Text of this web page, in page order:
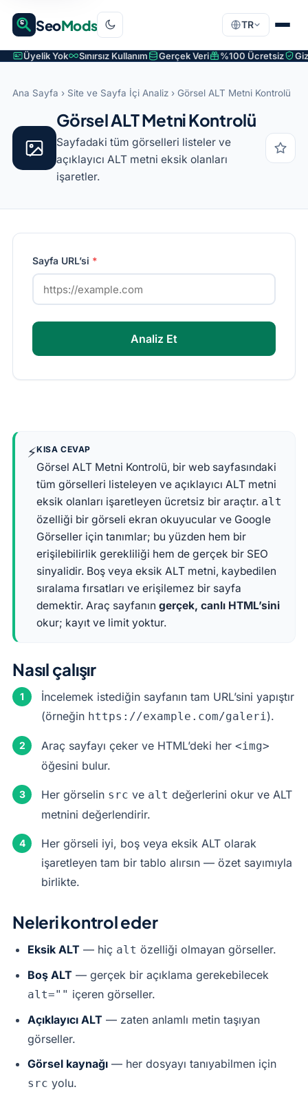
SeoMods TR
Üyelik Yok Sınırsız Kullanım Gerçek Veri %100 Ücretsiz
Ana Sayfa › Site ve Sayfa İçi Analiz › Görsel ALT Metni Kontrolü
Görsel ALT Metni Kontrolü
Sayfadaki tüm görselleri listeler ve
açıklayıcı ALT metni eksik olanları
işaretler.
Sayfa URL’si *
Analiz Et
⚡KISA CEVAP
Görsel ALT Metni Kontrolü, bir web sayfasındaki
tüm görselleri listeleyen ve açıklayıcı ALT metni
eksik olanları işaretleyen ücretsiz bir araçtır. alt
özelliği bir görseli ekran okuyucular ve Google
Görseller için tanımlar; bu yüzden hem bir
erişilebilirlik gerekliliği hem de gerçek bir SEO
sinyalidir. Boş veya eksik ALT metni, kaybedilen
sıralama fırsatları ve erişilemez bir sayfa
demektir. Araç sayfanın gerçek, canlı HTML’sini
okur; kayıt ve limit yoktur.
Nasıl çalışır
İncelemek istediğin sayfanın tam URL’sini yapıştır
(örneğin https://example.com/galeri).
Araç sayfayı çeker ve HTML’deki her <img>
öğesini bulur.
Her görselin src ve alt değerlerini okur ve ALT
metnini değerlendirir.
Her görseli iyi, boş veya eksik ALT olarak
işaretleyen tam bir tablo alırsın — özet sayımıyla
birlikte.
Neleri kontrol eder
Eksik ALT — hiç alt özelliği olmayan görseller.
Boş ALT — gerçek bir açıklama gerekebilecek
alt="" içeren görseller.
Açıklayıcı ALT — zaten anlamlı metin taşıyan
görseller.
Görsel kaynağı — her dosyayı tanıyabilmen için
src yolu.